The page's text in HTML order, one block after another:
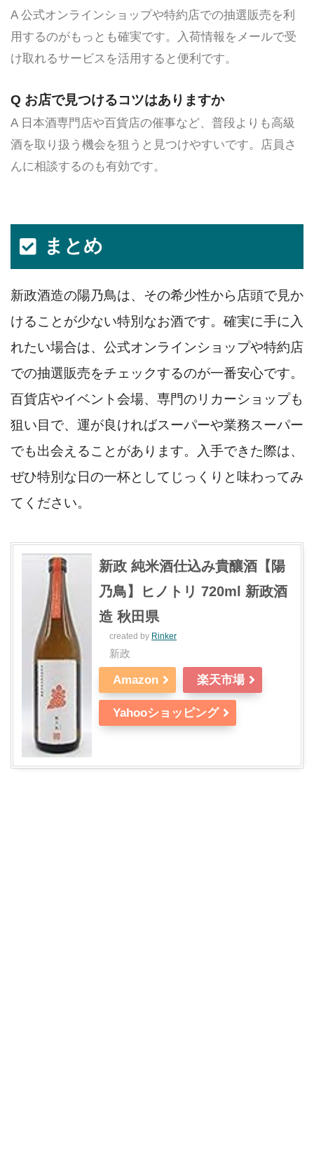
A 公式オンラインショップや特約店での抽選販売を利
用するのがもっとも確実です。入荷情報をメールで受
け取れるサービスを活用すると便利です。
Q お店で見つけるコツはありますか
A 日本酒専門店や百貨店の催事など、普段よりも高級
酒を取り扱う機会を狙うと見つけやすいです。店員さ
んに相談するのも有効です。
まとめ
新政酒造の陽乃鳥は、その希少性から店頭で見か
けることが少ない特別なお酒です。確実に手に入
れたい場合は、公式オンラインショップや特約店
での抽選販売をチェックするのが一番安心です。
百貨店やイベント会場、専門のリカーショップも
狙い目で、運が良ければスーパーや業務スーパー
でも出会えることがあります。入手できた際は、
ぜひ特別な日の一杯としてじっくりと味わってみ
てください。
新政 純米酒仕込み貴釀酒【陽
乃鳥】ヒノトリ 720ml 新政酒
造 秋田県
created by Rinker
新政
Amazon 楽天市場
Yahooショッピング